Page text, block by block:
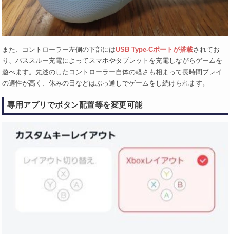
また、コントローラー左側の下部にはUSB Type-Cポートが搭載されてお
り、パススルー充電によってスマホやタブレットを充電しながらゲームを
遊べます。先述のしたコントローラー自体の軽さも相まって長時間プレイ
の適性が高く、休みの日などはぶっ通しでゲームをし続けられます。
専用アプリでボタン配置等を変更可能